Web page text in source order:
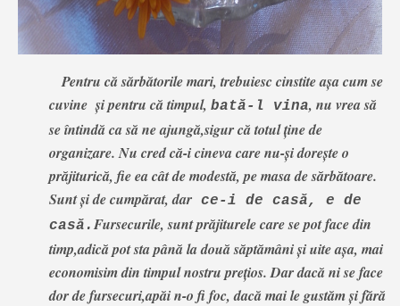
Pentru că sărbătorile mari, trebuiesc cinstite așa cum se
cuvine și pentru că timpul, bată-l vina, nu vrea să
se întindă ca să ne ajungă,sigur că totul ține de
organizare. Nu cred că-i cineva care nu-și dorește o
prăjiturică, fie ea cât de modestă, pe masa de sărbătoare.
Sunt și de cumpărat, darce-i de casă, e de
casă. Fursecurile, sunt prăjiturele care se pot face din
timp,adică pot sta până la două săptămâni și uite așa, mai
economisim din timpul nostru prețios. Dar dacă ni se face
dor de fursecuri,apăi n-o fi foc, dacă mai le gustăm și fără